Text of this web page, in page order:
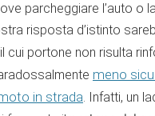
parcheggiare l’auto o
risposta d’istinto
il cui portone non risulta
meno
in strada. Infatti, un